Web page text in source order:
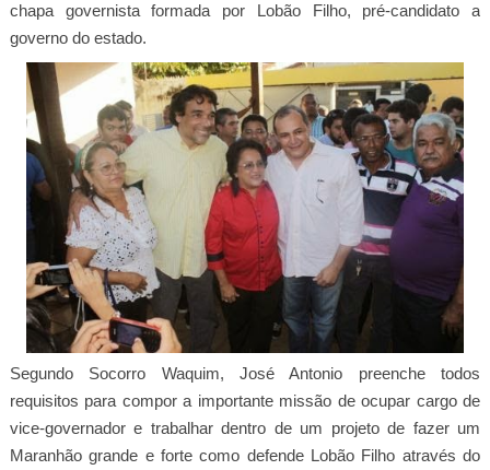
chapa governista formada por Lobão Filho, pré-candidato a
governo do estado.
Segundo Socorro Waquim, José Antonio preenche todos
requisitos para compor a importante missão de ocupar cargo de
vice-governador e trabalhar dentro de um projeto de fazer um
Maranhão grande e forte como defende Lobão Filho através do